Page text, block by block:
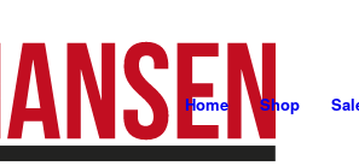
Home Shop